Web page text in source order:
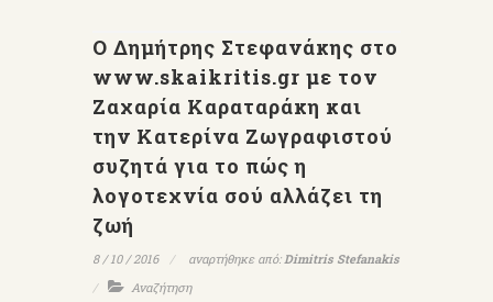
Ο Δημήτρης Στεφανάκης στο
www.skaikritis.gr με τον
Ζαχαρία Καραταράκη και
την Κατερίνα Ζωγραφιστού
συζητά για το πώς η
λογοτεχνία σού αλλάζει τη
ζωή
8 / 10 / 2016 αναρτήθηκε από:Dimitris Stefanakis
Αναζήτηση